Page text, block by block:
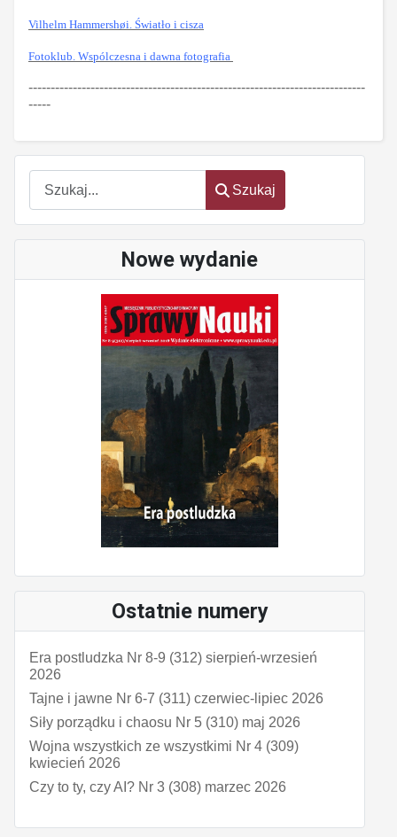
Szukaj
Szukaj
Nowe wydanie
Ostatnie numery
Era postludzka Nr 8-9 (312) sierpień-wrzesień
2026
Tajne i jawne Nr 6-7 (311) czerwiec-lipiec 2026
Siły porządku i chaosu Nr 5 (310) maj 2026
Wojna wszystkich ze wszystkimi Nr 4 (309)
kwiecień 2026
Czy to ty, czy AI? Nr 3 (308) marzec 2026
Vilhelm Hammershøi. Światło i cisza
Fotoklub. Wspólczesna i dawna fotografia
----------------------------------------------------------------------------
-----